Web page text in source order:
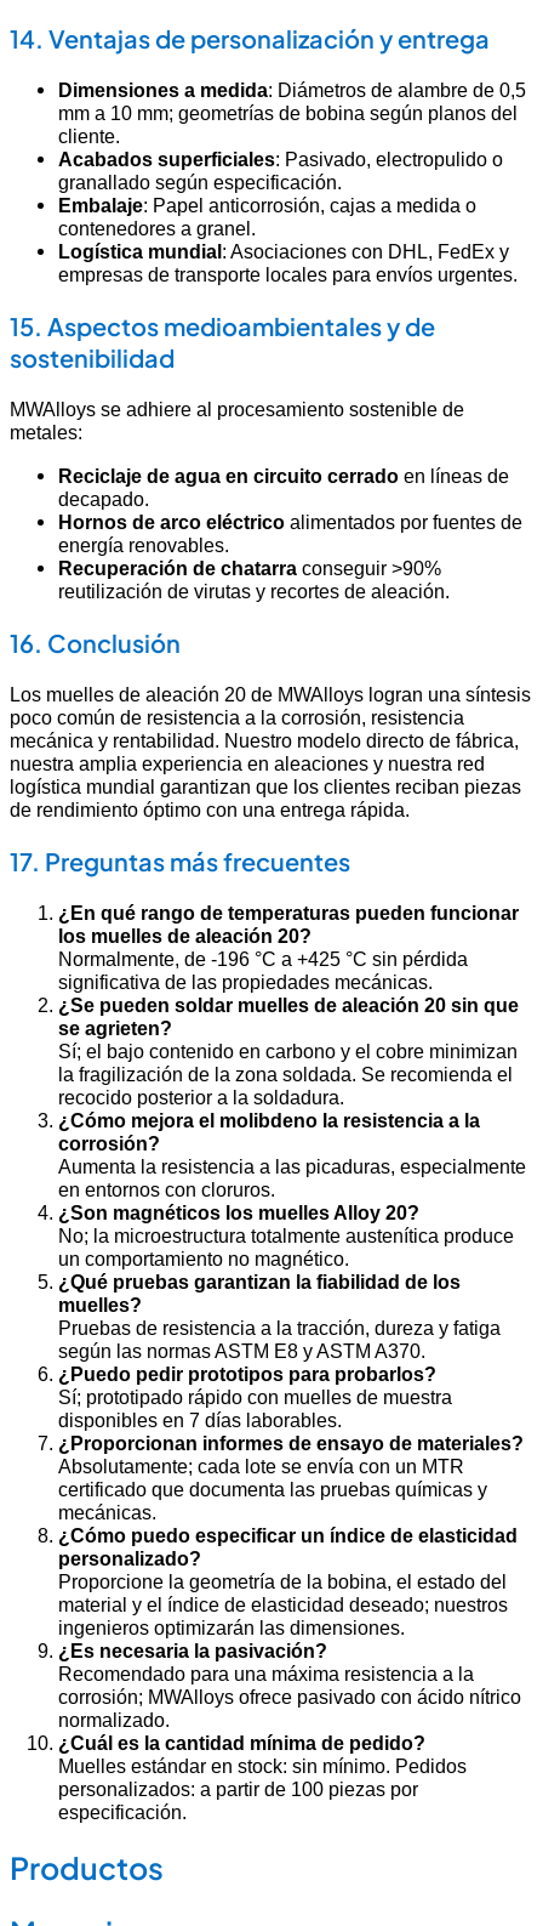
14. Ventajas de personalización y entrega
Dimensiones a medida: Diámetros de alambre de 0,5
mm a 10 mm; geometrías de bobina según planos del
cliente.
Acabados superficiales: Pasivado, electropulido o
granallado según especificación.
Embalaje: Papel anticorrosión, cajas a medida o
contenedores a granel.
Logística mundial: Asociaciones con DHL, FedEx y
empresas de transporte locales para envíos urgentes.
15. Aspectos medioambientales y de
sostenibilidad
MWAlloys se adhiere al procesamiento sostenible de
metales:
Reciclaje de agua en circuito cerrado en líneas de
decapado.
Hornos de arco eléctrico alimentados por fuentes de
energía renovables.
Recuperación de chatarra conseguir >90%
reutilización de virutas y recortes de aleación.
16. Conclusión
Los muelles de aleación 20 de MWAlloys logran una síntesis
poco común de resistencia a la corrosión, resistencia
mecánica y rentabilidad. Nuestro modelo directo de fábrica,
nuestra amplia experiencia en aleaciones y nuestra red
logística mundial garantizan que los clientes reciban piezas
de rendimiento óptimo con una entrega rápida.
17. Preguntas más frecuentes
¿En qué rango de temperaturas pueden funcionar
los muelles de aleación 20?
Normalmente, de -196 °C a +425 °C sin pérdida
significativa de las propiedades mecánicas.
¿Se pueden soldar muelles de aleación 20 sin que
se agrieten?
Sí; el bajo contenido en carbono y el cobre minimizan
la fragilización de la zona soldada. Se recomienda el
recocido posterior a la soldadura.
¿Cómo mejora el molibdeno la resistencia a la
corrosión?
Aumenta la resistencia a las picaduras, especialmente
en entornos con cloruros.
¿Son magnéticos los muelles Alloy 20?
No; la microestructura totalmente austenítica produce
un comportamiento no magnético.
¿Qué pruebas garantizan la fiabilidad de los
muelles?
Pruebas de resistencia a la tracción, dureza y fatiga
según las normas ASTM E8 y ASTM A370.
¿Puedo pedir prototipos para probarlos?
Sí; prototipado rápido con muelles de muestra
disponibles en 7 días laborables.
¿Proporcionan informes de ensayo de materiales?
Absolutamente; cada lote se envía con un MTR
certificado que documenta las pruebas químicas y
mecánicas.
¿Cómo puedo especificar un índice de elasticidad
personalizado?
Proporcione la geometría de la bobina, el estado del
material y el índice de elasticidad deseado; nuestros
ingenieros optimizarán las dimensiones.
¿Es necesaria la pasivación?
Recomendado para una máxima resistencia a la
corrosión; MWAlloys ofrece pasivado con ácido nítrico
normalizado.
¿Cuál es la cantidad mínima de pedido?
Muelles estándar en stock: sin mínimo. Pedidos
personalizados: a partir de 100 piezas por
especificación.
Productos